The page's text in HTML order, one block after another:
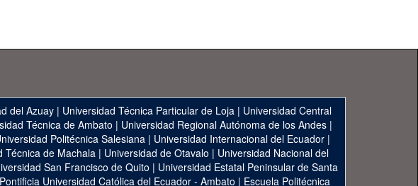
del Azuay | Universidad Técnica Particular de Loja | Universidad Central
Técnica de Ambato | Universidad Regional Autónoma de los Andes|
Politécnica Salesiana| Universidad Internacional del Ecuador|
Técnica de Machala | Universidad de Otavalo | Universidad Nacional del
San Francisco de Quito | Universidad Estatal Peninsular de Santa
Pontificia Universidad Católica del Ecuador - Ambato | Escuela Politécnica